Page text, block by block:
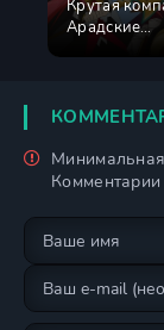
Крутая
Арадские